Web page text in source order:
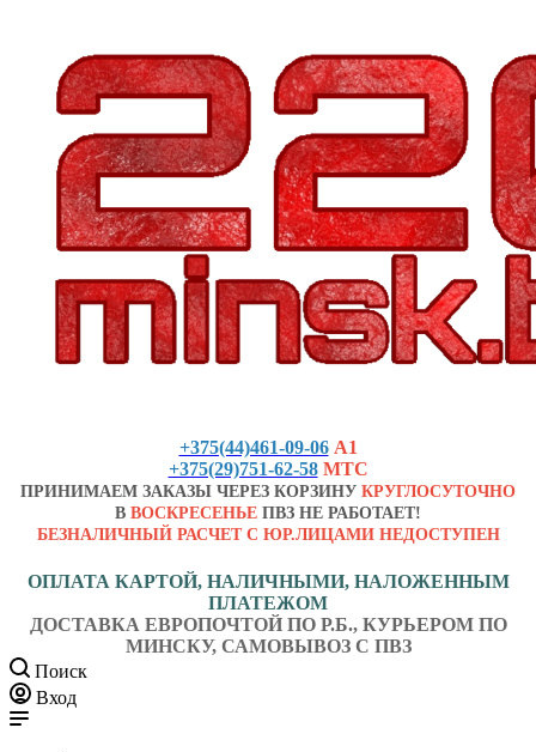
+375(44)461-09-06 А1
+375(29)751-62-58 МТС
ПРИНИМАЕМ ЗАКАЗЫ ЧЕРЕЗ КОРЗИНУ КРУГЛОСУТОЧНО
В ВОСКРЕСЕНЬЕ ПВЗ НЕ РАБОТАЕТ!
БЕЗНАЛИЧНЫЙ РАСЧЕТ С ЮР.ЛИЦАМИ НЕДОСТУПЕН
ОПЛАТА КАРТОЙ, НАЛИЧНЫМИ, НАЛОЖЕННЫМ
ПЛАТЕЖОМ
ДОСТАВКА ЕВРОПОЧТОЙ ПО Р.Б., КУРЬЕРОМ ПО
МИНСКУ, САМОВЫВОЗ С ПВЗ
Поиск
Вход